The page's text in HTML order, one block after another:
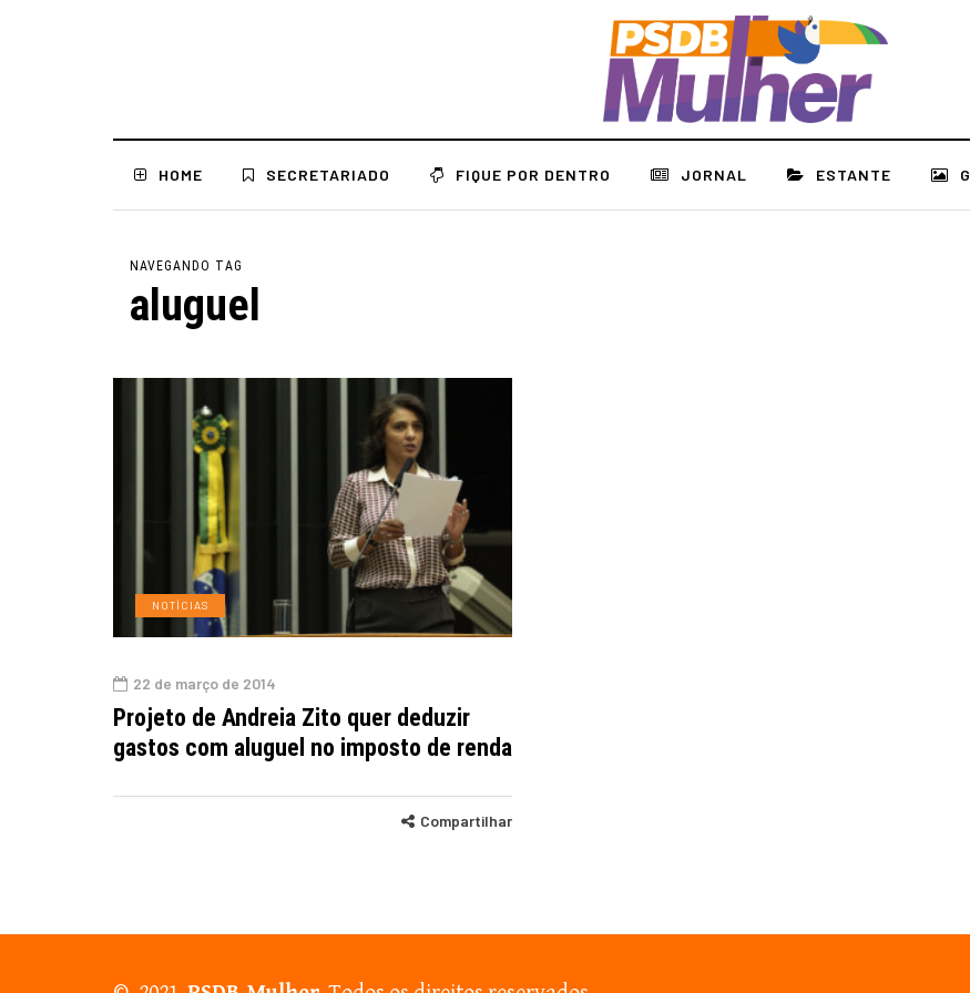
HOME SECRETARIADO FIQUE POR DENTRO JORNAL ESTANTE
NAVEGANDO TAG
aluguel
NOTÍCIAS
22 de março de 2014
Projeto de Andreia Zito quer deduzir
gastos com aluguel no imposto de renda
Compartilhar